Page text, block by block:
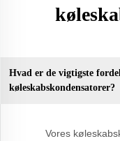
Hvad er de vigtigste
køleskabskondensatorer?
Vores